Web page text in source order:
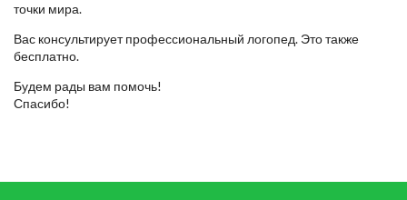
точки мира.
Вас консультирует профессиональный логопед. Это также
бесплатно.
Будем рады вам помочь!
Спасибо!